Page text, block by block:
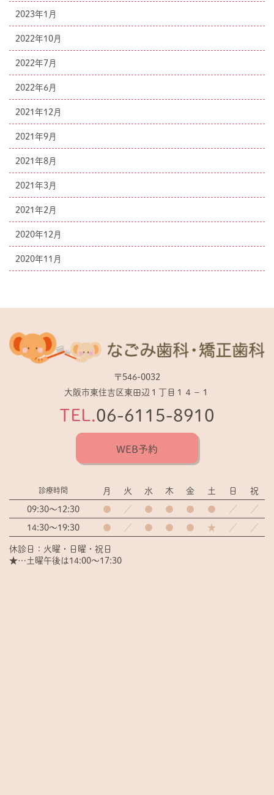
2023年1月
2022年10月
2022年7月
2022年6月
2021年12月
2021年9月
2021年8月
2021年3月
2021年2月
2020年12月
2020年11月
〒546-0032
大阪市東住吉区東田辺１丁目１４−１
TEL.06-6115-8910
WEB予約
診療時間 月 火 水 木 金 土 日
祝
09:30～12:30
● ／ ● ● ● ● ／
／
14:30～19:30
● ／ ● ● ● ★ ／
／
休診日：火曜・日曜・祝日
★…土曜午後は14:00～17:30